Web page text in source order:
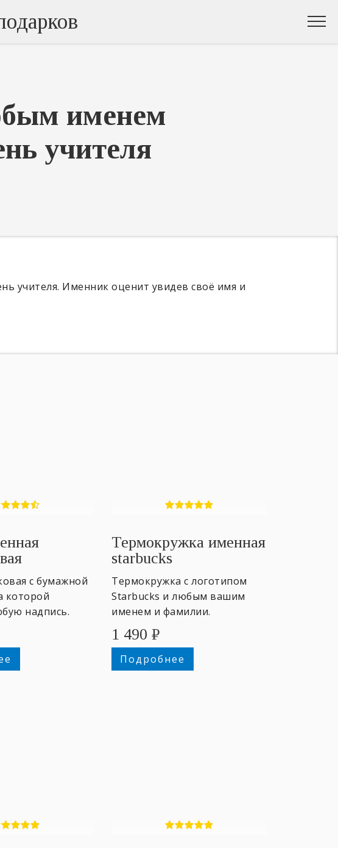
именем
учителя
учителя. Именник оценит увидев своё имя и
с бумажной
которой
надпись.
Термокружка именная
starbucks
Термокружка с логотипом
Starbucks и любым вашим
именем и фамилии.
Гравировка выполняется
лазером.
1 490 ₽
Подробнее